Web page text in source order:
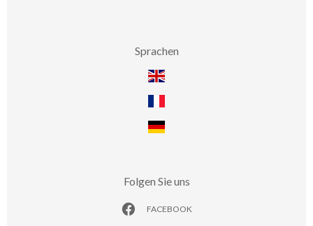
Sprachen
Folgen Sie uns
FACEBOOK